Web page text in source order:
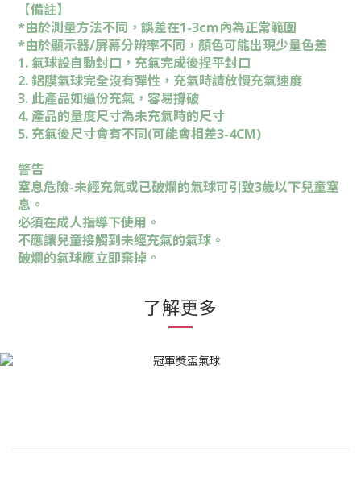
【備註】
*由於測量方法不同，誤差在1-3cm內為正常範圍
*由於顯示器/屏幕分辨率不同，顏色可能出現少量色差
1. 氣球設自動封口，充氣完成後捏平封口
2. 鋁膜氣球完全沒有彈性，充氣時請放慢充氣速度
3. 此產品如過份充氣，容易撐破
4. 產品的量度尺寸為未充氣時的尺寸
5. 充氣後尺寸會有不同(可能會相差3-4CM)
警告
窒息危險-未經充氣或已破爛的氣球可引致3歲以下兒童窒
息。
必須在成人指導下使用。
不應讓兒童接觸到未經充氣的氣球。
破爛的氣球應立即棄掉。
了解更多